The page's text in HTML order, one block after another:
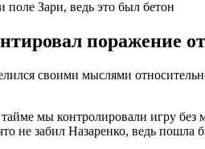
поражение
своими мыслями
мы контролировали игру без
не забил Назаренко, ведь пошла